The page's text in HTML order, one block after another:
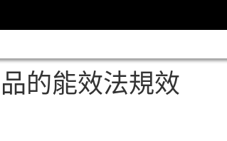
的能效法規效